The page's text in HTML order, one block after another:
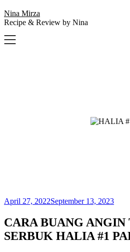
Nina Mirza
Recipe & Review by Nina
April 27, 2022September 13, 2023
CARA BUANG ANGIN
SERBUK HALIA #1